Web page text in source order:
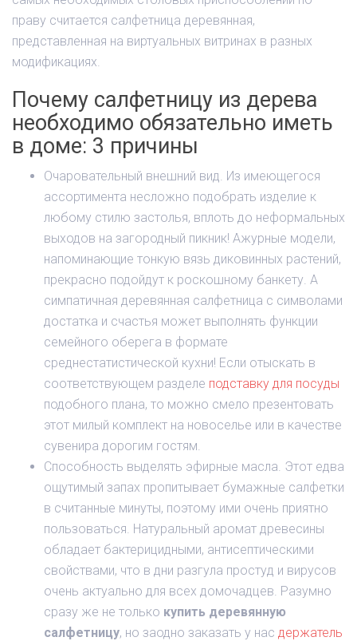
праву считается салфетница деревянная,
представленная на виртуальных витринах в разных
модификациях.
Почему салфетницу из дерева
необходимо обязательно иметь
в доме: 3 причины
Очаровательный внешний вид. Из имеющегося
ассортимента несложно подобрать изделие к
любому стилю застолья, вплоть до неформальных
выходов на загородный пикник! Ажурные модели,
напоминающие тонкую вязь диковинных растений,
прекрасно подойдут к роскошному банкету. А
симпатичная деревянная салфетница с символами
достатка и счастья может выполнять функции
семейного оберега в формате
среднестатистической кухни! Если отыскать в
соответствующем разделе подставку для посуды
подобного плана, то можно смело презентовать
этот милый комплект на новоселье или в качестве
сувенира дорогим гостям.
Способность выделять эфирные масла. Этот едва
ощутимый запах пропитывает бумажные салфетки
в считанные минуты, поэтому ими очень приятно
пользоваться. Натуральный аромат древесины
обладает бактерицидными, антисептическими
свойствами, что в дни разгула простуд и вирусов
очень актуально для всех домочадцев. Разумно
сразу же не только купить деревянную
салфетницу, но заодно заказать у нас держатель